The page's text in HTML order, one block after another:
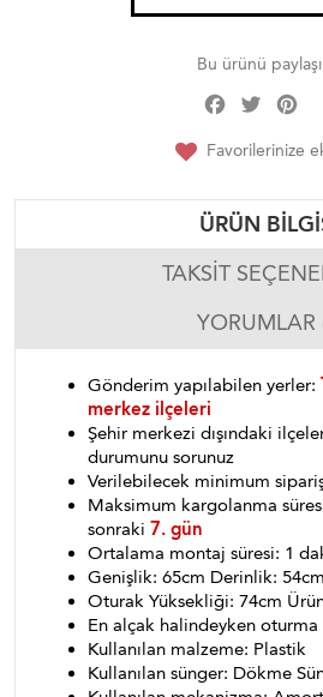
Bu ürünü
Facebook
Twitter
Favorilerinize
ÜRÜN
TAKSIT
YORUMLAR
Gönderim yapılabilen yerler:
merkez ilçeleri
Şehir merkezi dışındaki
durumunu sorunuz
Verilebilecek minimum
Maksimum kargolanma
sonraki 7. gün
Ortalama montaj süresi: 1
Genişlik: 65cm Derinlik:
Oturak Yüksekliği: 74cm
En alçak halindeyken
Kullanılan malzeme: Plastik
Kullanılan sünger: Dökme